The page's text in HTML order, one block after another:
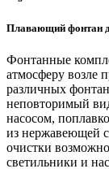
Плавающий фонтан
Фонтанные
атмосферу возле
различных
неповторимый
насосом,
из нержавеющей
очистки
светильники и